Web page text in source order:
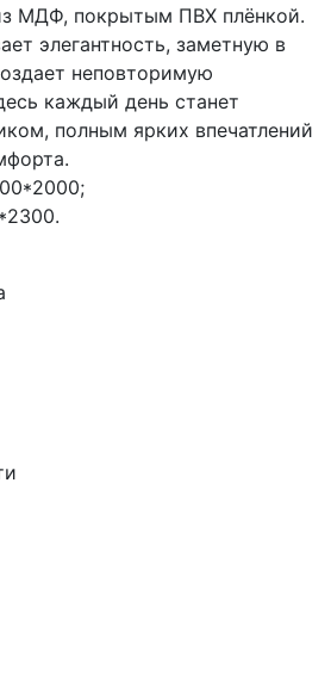
МДФ, покрытым ПВХ плёнкой.
элегантность, заметную в
неповторимую
каждый день станет
полным ярких впечатлений